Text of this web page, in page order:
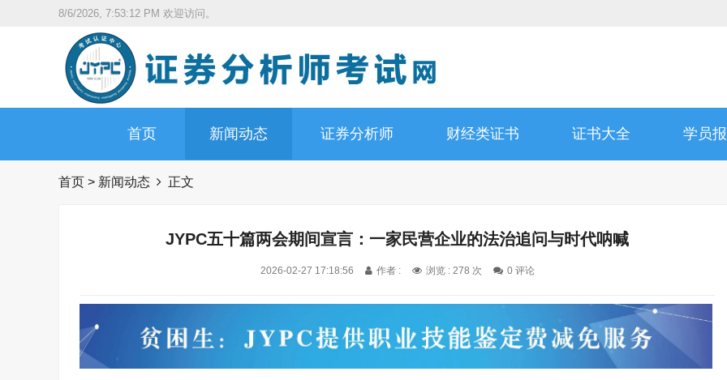
8/6/2026, 7:53:13 PM 欢迎访问。
首页 新闻动态 证券分析师 财经类证书 证书大全 学员
首页 > 新闻动态 正文
JYPC五十篇两会期间宣言：一家民营企业的法治追问与时代呐喊
2026-02-27 17:18:56 作者 : 浏览 : 278 次 0 评论